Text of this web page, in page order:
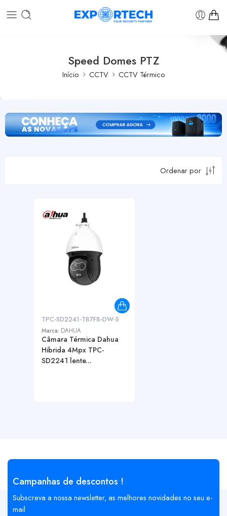
Speed Domes PTZ
Início CCTV CCTV Térmico
Ordenar por
TPC-SD2241-TB7F8-DW-S
Marca: DAHUA
Câmara Térmica Dahua
Hibrida 4Mpx TPC-
SD2241 lente...
Campanhas de descontos !
Subscreva a nossa newsletter, as melhores novidades no seu e-
mail